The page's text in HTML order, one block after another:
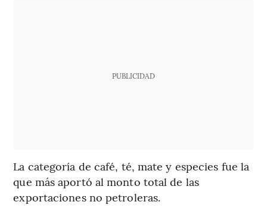
PUBLICIDAD
La categoría de café, té, mate y especies fue la
que más aportó al monto total de las
exportaciones no petroleras.